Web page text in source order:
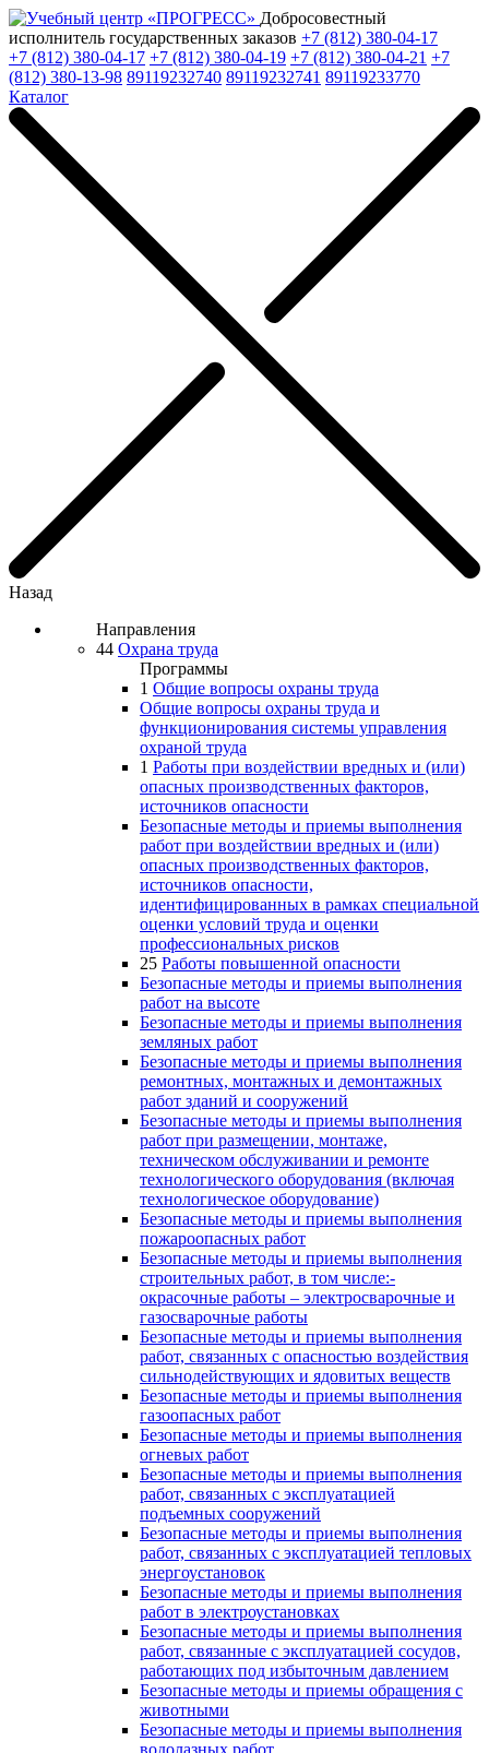
Добросовестный
исполнитель государственных заказов +7 (812) 380-04-17
+7 (812) 380-04-17 +7 (812) 380-04-19 +7 (812) 380-04-21 +7
(812) 380-13-98 89119232740 89119232741 89119233770
Каталог
Назад
Направления
44 Охрана труда
Программы
1 Общие вопросы охраны труда
Общие вопросы охраны труда и
функционирования системы управления
охраной труда
1 Работы при воздействии вредных и (или)
опасных производственных факторов,
источников опасности
Безопасные методы и приемы выполнения
работ при воздействии вредных и (или)
опасных производственных факторов,
источников опасности,
идентифицированных в рамках специальной
оценки условий труда и оценки
профессиональных рисков
25 Работы повышенной опасности
Безопасные методы и приемы выполнения
работ на высоте
Безопасные методы и приемы выполнения
земляных работ
Безопасные методы и приемы выполнения
ремонтных, монтажных и демонтажных
работ зданий и сооружений
Безопасные методы и приемы выполнения
работ при размещении, монтаже,
техническом обслуживании и ремонте
технологического оборудования (включая
технологическое оборудование)
Безопасные методы и приемы выполнения
пожароопасных работ
Безопасные методы и приемы выполнения
строительных работ, в том числе:-
окрасочные работы – электросварочные и
газосварочные работы
Безопасные методы и приемы выполнения
работ, связанных с опасностью воздействия
сильнодействующих и ядовитых веществ
Безопасные методы и приемы выполнения
газоопасных работ
Безопасные методы и приемы выполнения
огневых работ
Безопасные методы и приемы выполнения
работ, связанных с эксплуатацией
подъемных сооружений
Безопасные методы и приемы выполнения
работ, связанных с эксплуатацией тепловых
энергоустановок
Безопасные методы и приемы выполнения
работ в электроустановках
Безопасные методы и приемы выполнения
работ, связанные с эксплуатацией сосудов,
работающих под избыточным давлением
Безопасные методы и приемы обращения с
животными
Безопасные методы и приемы выполнения
водолазных работ